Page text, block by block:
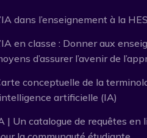
dans l’enseignement à la
en classe : Donner aux
d’assurer l’avenir de
conceptuelle de la
artificielle (IA)
| Un catalogue de requêtes en